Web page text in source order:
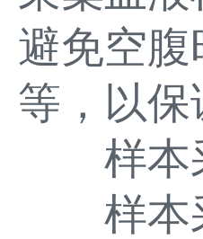
避免空
等，以
样本
样本